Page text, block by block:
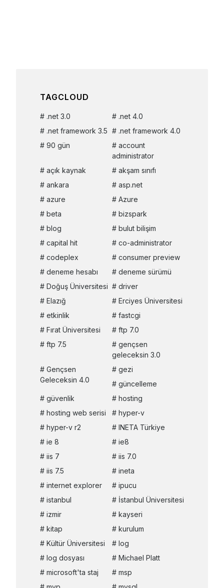
TAGCLOUD
.net 3.0
.net 4.0
.net framework 3.5
.net framework 4.0
90 gün
account
administrator
açık kaynak
akşam sınıfı
ankara
asp.net
azure
Azure
beta
bizspark
blog
bulut bilişim
capital hit
co-administrator
codeplex
consumer preview
deneme hesabı
deneme sürümü
Doğuş Üniversitesi
driver
Elazığ
Erciyes Üniversitesi
etkinlik
fastcgi
Fırat Üniversitesi
ftp 7.0
ftp 7.5
gençsen
geleceksin 3.0
Gençsen
Geleceksin 4.0
gezi
güncelleme
güvenlik
hosting
hosting web serisi
hyper-v
hyper-v r2
INETA Türkiye
ie 8
ie8
iis 7
iis 7.0
iis 7.5
ineta
internet explorer
ipucu
istanbul
İstanbul Üniversitesi
izmir
kayseri
kitap
kurulum
Kültür Üniversitesi
log
log dosyası
Michael Platt
microsoft'ta staj
msp